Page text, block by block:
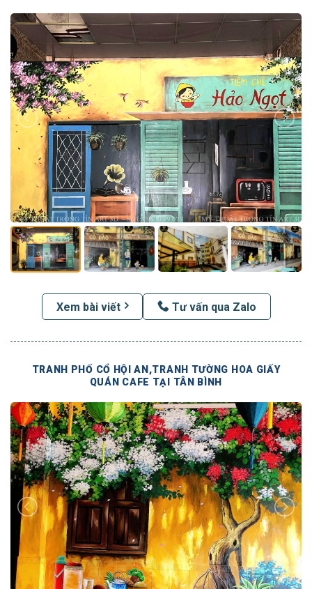
Xem bài viết Tư vấn qua Zalo
TRANH PHỐ CỔ HỘI AN,TRANH TƯỜNG HOA GIẤY
QUÁN CAFE TẠI TÂN BÌNH